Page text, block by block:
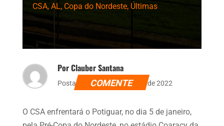
CSA, AL, Copa do Nordeste, Últimas
Por Clauber Santana
Postado dia 14 de dezembro de 2022
COMENTE
O CSA enfrentará o Potiguar, no dia 5 de janeiro,